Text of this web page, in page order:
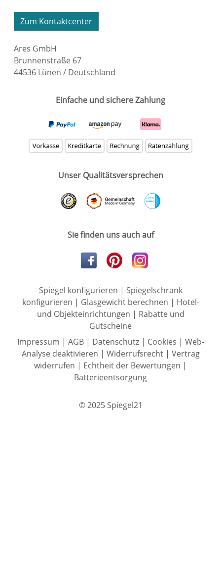
Zum Kontaktcenter
Ares GmbH
Brunnenstraße 67
44536 Lünen / Deutschland
Einfache und sichere Zahlung
Unser Qualitätsversprechen
Sie finden uns auch auf
Spiegel konfigurieren | Spiegelschrank
konfigurieren | Glasgewicht berechnen | Hotel-
und Objekteinrichtungen | Rabatte und
Gutscheine
Impressum | AGB| Datenschutz| Cookies | Web-
Analyse deaktivieren | Widerrufsrecht| Vertrag
widerrufen | Echtheit der Bewertungen |
Batterieentsorgung
© 2025 Spiegel21